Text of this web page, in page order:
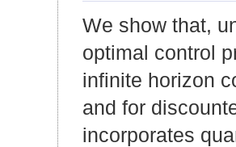
We show that,
optimal control
infinite horizon
and for
incorporates